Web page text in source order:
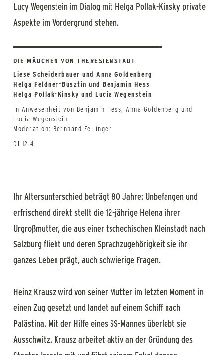
Lucy Wegenstein im Dialog mit Helga Pollak-Kinsky private
Aspekte im Vordergrund stehen.
DIE MÄDCHEN VON THERESIENSTADT
Liese Scheiderbauer und Anna Goldenberg
Helga Feldner-Busztin und Benjamin Hess
Helga Pollak-Kinsky und Lucia Wegenstein
In Anwesenheit von Benjamin Hess, Anna Goldenberg und
Lucia Wegenstein
Moderation: Bernhard Fellinger
DI 12.4.
Ihr Altersunterschied beträgt 80 Jahre: Unbefangen und
erfrischend direkt stellt die 12-jährige Helena ihrer
Urgroßmutter, die aus einer tschechischen Kleinstadt nach
Salzburg flieht und deren Sprachzugehörigkeit sie ihr
ganzes Leben prägt, auch schwierige Fragen.
Heinz Krausz wird von seiner Mutter im letzten Moment in
einen Zug gesetzt und landet auf einem Schiff nach
Palästina. Mit der Hilfe eines SS-Mannes überlebt sie
Ausschwitz. Krausz arbeitet aktiv an der Gründung des